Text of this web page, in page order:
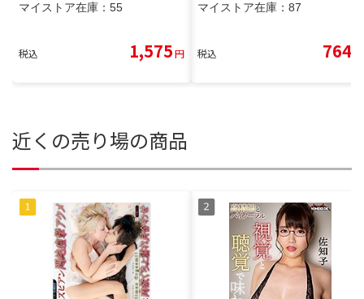
マイストア在庫： 55
税込 1,575円
マイストア在庫： 87
税込 764
近くの売り場の商品